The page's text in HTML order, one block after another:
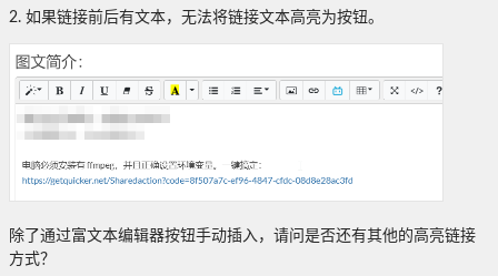
2. 如果链接前后有文本，无法将链接文本高亮为按钮。
除了通过富文本编辑器按钮手动插入，请问是否还有其他的高亮链接
方式？